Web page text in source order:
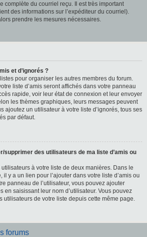
complète du courriel reçu. Il est très important
des informations sur l’expéditeur du courriel).
prendre les mesures nécessaires.
et d’ignorés ?
pour organiser les autres membres du forum.
liste d’amis seront affichés dans votre panneau
rapide, voir leur état de connexion et leur envoyer
les thèmes graphiques, leurs messages peuvent
ajoutez un utilisateur à votre liste d’ignorés, tous ses
par défaut.
supprimer des utilisateurs de ma liste d’amis ou
à votre liste de deux manières. Dans le
il y a un lien pour l’ajouter dans votre liste d’amis ou
panneau de l’utilisateur, vous pouvez ajouter
en saisissant leur nom d’utilisateur. Vous pouvez
utilisateurs de votre liste depuis cette même page.
forums